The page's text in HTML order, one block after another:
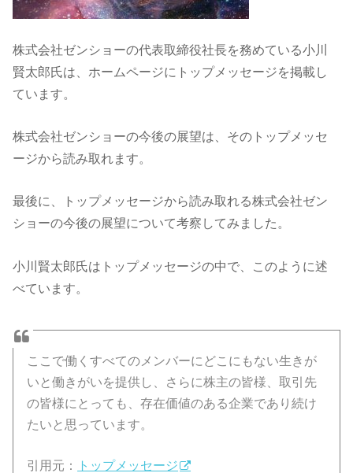
株式会社ゼンショーの代表取締役社長を務めている小川
賢太郎氏は、ホームページにトップメッセージを掲載し
ています。
株式会社ゼンショーの今後の展望は、そのトップメッセ
ージから読み取れます。
最後に、トップメッセージから読み取れる株式会社ゼン
ショーの今後の展望について考察してみました。
小川賢太郎氏はトップメッセージの中で、このように述
べています。
ここで働くすべてのメンバーにどこにもない生きが
いと働きがいを提供し、さらに株主の皆様、取引先
の皆様にとっても、存在価値のある企業であり続け
たいと思っています。
引用元： トップメッセージ